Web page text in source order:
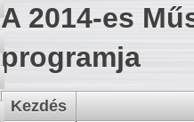
A 2014-es
programja
Kezdés